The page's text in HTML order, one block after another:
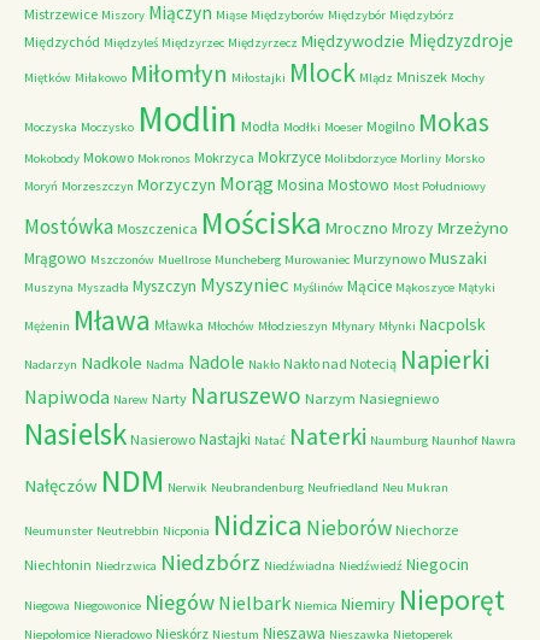
Mistrzewice Miszory Miączyn Miąse Międzyborów Międzybór Międzybórz
Międzychód Międzyleś Międzyrzec Międzyrzecz Międzywodzie Międzyzdroje
Miętków Miłakowo Miłomłyn Miłostajki Mlock Mlądz Mniszek Mochy
Moczyska Moczysko Modlin Modła Modłki Moeser Mogilno Mokas
Mokobody Mokowo Mokronos Mokrzyca Mokrzyce Molibdorzyce Morliny Morsko
Moryń Morzeszczyn Morzyczyn MorągMosina Mostowo Most Południowy
Mostówka Moszczenica Mościska Mroczno Mrozy Mrzeżyno
Mrągowo Mszczonów Muellrose Muncheberg Murowaniec Murzynowo Muszaki
Muszyna Myszadła Myszczyn Myszyniec Myślinów Mącice Mąkoszyce Mątyki
Mężenin Mława Mławka Młochów Młodzieszyn Młynary Młynki Nacpolsk
Nadarzyn Nadkole Nadma Nadole Nakło Nakło nad Notecią Napierki
Napiwoda Narew Narty Naruszewo Narzym Nasiegniewo
Nasielsk Nasierowo Nastajki Natać Naterki Naumburg Naunhof Nawra
Nałęczów NDM Nerwik Neubrandenburg Neufriedland Neu Mukran
Neumunster Neutrebbin Nicponia Nidzica Nieborów Niechorze
Niechłonin Niedrzwica Niedzbórz Niedźwiadna Niedźwiedź Niegocin
Niegowa Niegowonice Niegów Nielbark Niemica Niemiry Nieporęt
Niepołomice Nieradowo Nieskórz Niestum Nieszawa Nieszawka Nietoperek